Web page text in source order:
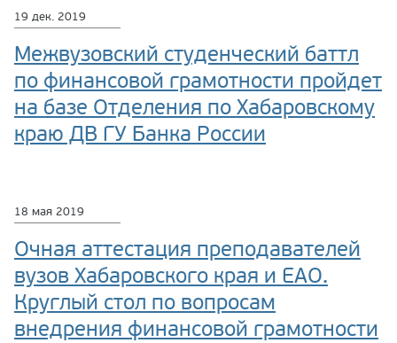
19 дек. 2019
Межвузовский студенческий баттл
по финансовой грамотности пройдет
на базе Отделения по Хабаровскому
краю ДВ ГУ Банка России
18 мая 2019
Очная аттестация преподавателей
вузов Хабаровского края и ЕАО.
Круглый стол по вопросам
внедрения финансовой грамотности